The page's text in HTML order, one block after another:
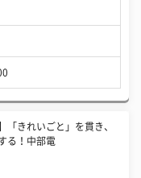
「きれいごと」を貫き、
る！中部電